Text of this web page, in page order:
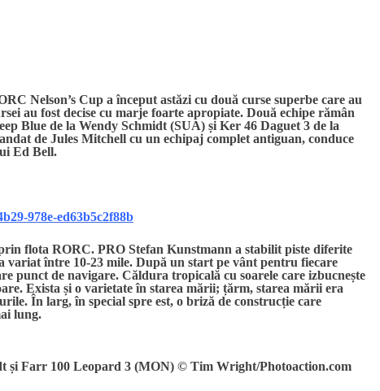
Nelson’s Cup a început astăzi cu două curse superbe care au
au fost decise cu marje foarte apropiate. Două echipe rămân
Blue de la Wendy Schmidt (SUA) și Ker 46 Daguet 3 de la
de Jules Mitchell cu un echipaj complet antiguan, conduce
Ed Bell.
978e-ed63b5c2f88b
flota RORC. PRO Stefan Kunstmann a stabilit piste diferite
variat între 10-23 mile. După un start pe vânt pentru fiecare
punct de navigare. Căldura tropicală cu soarele care izbucnește
Exista și o varietate în starea mării; țărm, starea mării era
În larg, în special spre est, o briză de construcție care
lung.
și Farr 100 Leopard 3 (MON) © Tim Wright/Photoaction.com